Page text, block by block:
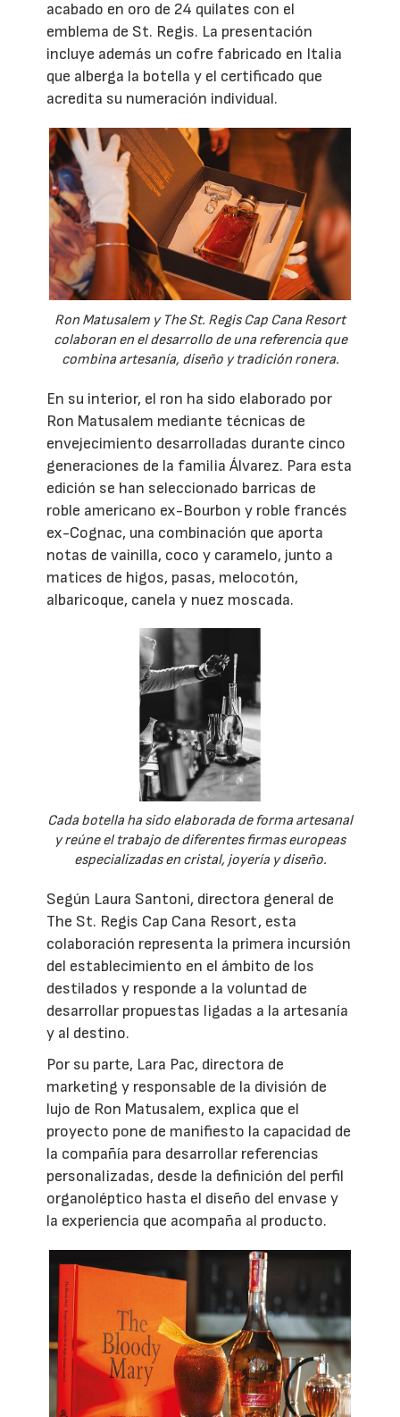
acabado en oro de 24 quilates con el
emblema de St. Regis. La presentación
incluye además un cofre fabricado en Italia
que alberga la botella y el certificado que
acredita su numeración individual.
Ron Matusalem y The St. Regis Cap Cana Resort
colaboran en el desarrollo de una referencia que
combina artesanía, diseño y tradición ronera.
En su interior, el ron ha sido elaborado por
Ron Matusalem mediante técnicas de
envejecimiento desarrolladas durante cinco
generaciones de la familia Álvarez. Para esta
edición se han seleccionado barricas de
roble americano ex-Bourbon y roble francés
ex-Cognac, una combinación que aporta
notas de vainilla, coco y caramelo, junto a
matices de higos, pasas, melocotón,
albaricoque, canela y nuez moscada.
Cada botella ha sido elaborada de forma artesanal
y reúne el trabajo de diferentes firmas europeas
especializadas en cristal, joyería y diseño.
Según Laura Santoni, directora general de
The St. Regis Cap Cana Resort, esta
colaboración representa la primera incursión
del establecimiento en el ámbito de los
destilados y responde a la voluntad de
desarrollar propuestas ligadas a la artesanía
y al destino.
Por su parte, Lara Pac, directora de
marketing y responsable de la división de
lujo de Ron Matusalem, explica que el
proyecto pone de manifiesto la capacidad de
la compañía para desarrollar referencias
personalizadas, desde la definición del perfil
organoléptico hasta el diseño del envase y
la experiencia que acompaña al producto.